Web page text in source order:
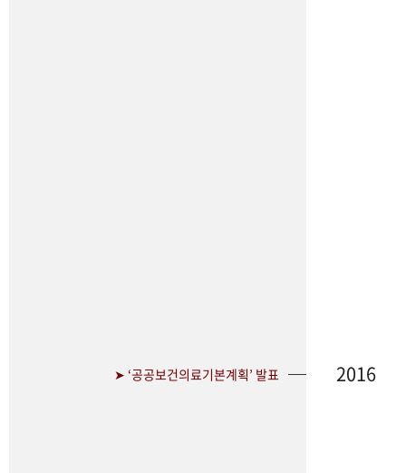
➤ ‘공공보건의료기본계획’ 발표 2016